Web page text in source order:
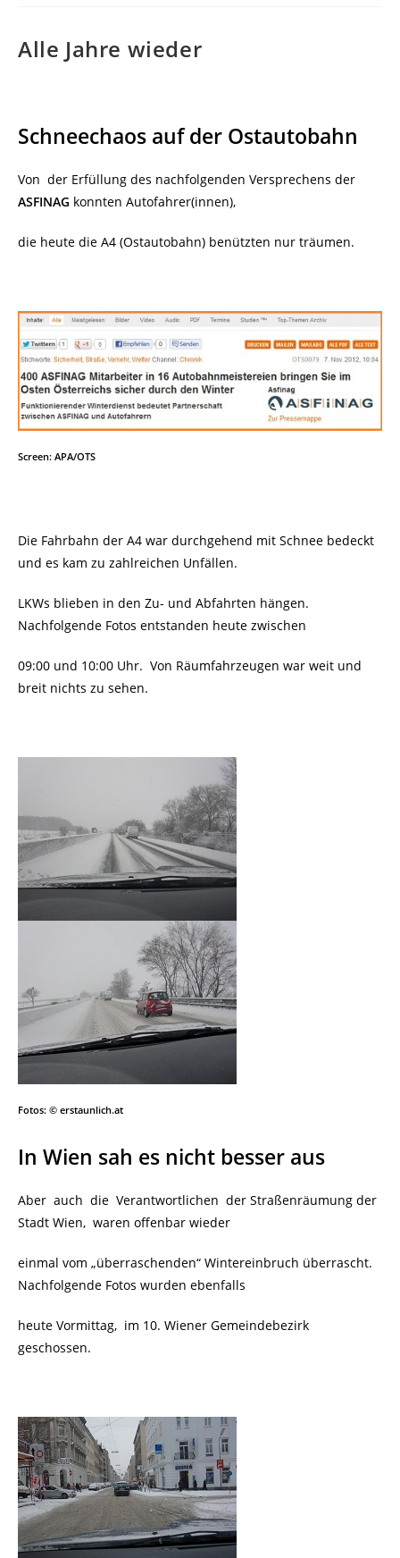
Alle Jahre wieder
Schneechaos auf der Ostautobahn
Von der Erfüllung des nachfolgenden Versprechens der
ASFINAG konnten Autofahrer(innen),
die heute die A4 (Ostautobahn) benützten nur träumen.
Screen: APA/OTS
Die Fahrbahn der A4 war durchgehend mit Schnee bedeckt
und es kam zu zahlreichen Unfällen.
LKWs blieben in den Zu- und Abfahrten hängen.
Nachfolgende Fotos entstanden heute zwischen
09:00 und 10:00 Uhr. Von Räumfahrzeugen war weit und
breit nichts zu sehen.
Fotos: © erstaunlich.at
In Wien sah es nicht besser aus
Aber auch die Verantwortlichen der Straßenräumung der
Stadt Wien, waren offenbar wieder
einmal vom „überraschenden“ Wintereinbruch überrascht.
Nachfolgende Fotos wurden ebenfalls
heute Vormittag, im 10. Wiener Gemeindebezirk
geschossen.